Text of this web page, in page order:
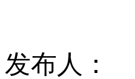
发布人：